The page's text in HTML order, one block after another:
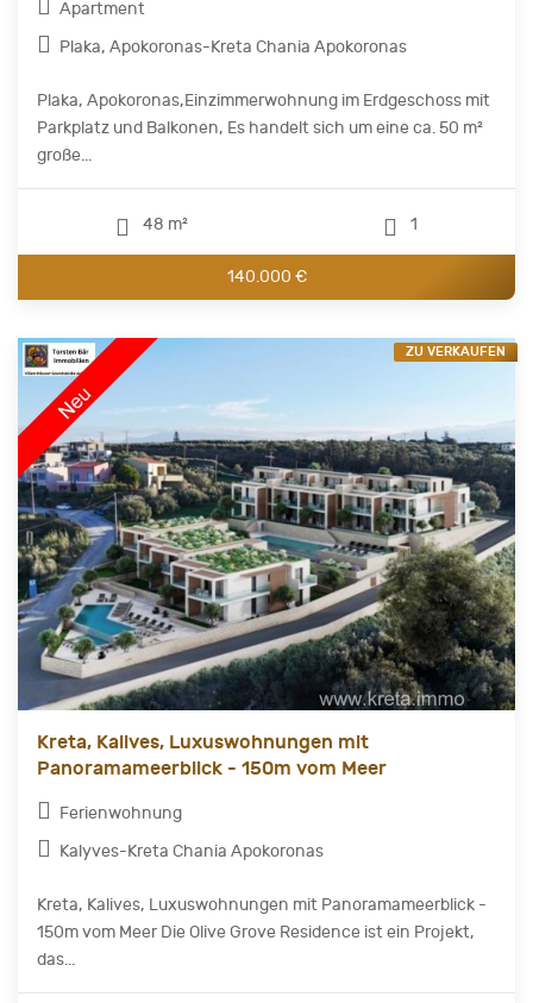
Apartment
Plaka, Apokoronas-Kreta Chania Apokoronas
Plaka, Apokoronas,Einzimmerwohnung im Erdgeschoss mit
Parkplatz und Balkonen, Es handelt sich um eine ca. 50 m²
große...
48 m² 1
140.000 €
Kreta, Kalives, Luxuswohnungen mit
Panoramameerblick - 150m vom Meer
Ferienwohnung
Kalyves-Kreta Chania Apokoronas
Kreta, Kalives, Luxuswohnungen mit Panoramameerblick -
150m vom Meer Die Olive Grove Residence ist ein Projekt,
das...
ZU VERKAUFEN